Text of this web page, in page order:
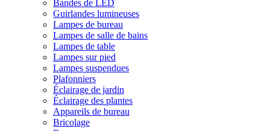
Bandes de LED
Guirlandes lumineuses
Lampes de bureau
Lampes de salle de bains
Lampes de table
Lampes sur pied
Lampes suspendues
Plafonniers
Éclairage de jardin
Éclairage des plantes
Appareils de bureau
Bricolage